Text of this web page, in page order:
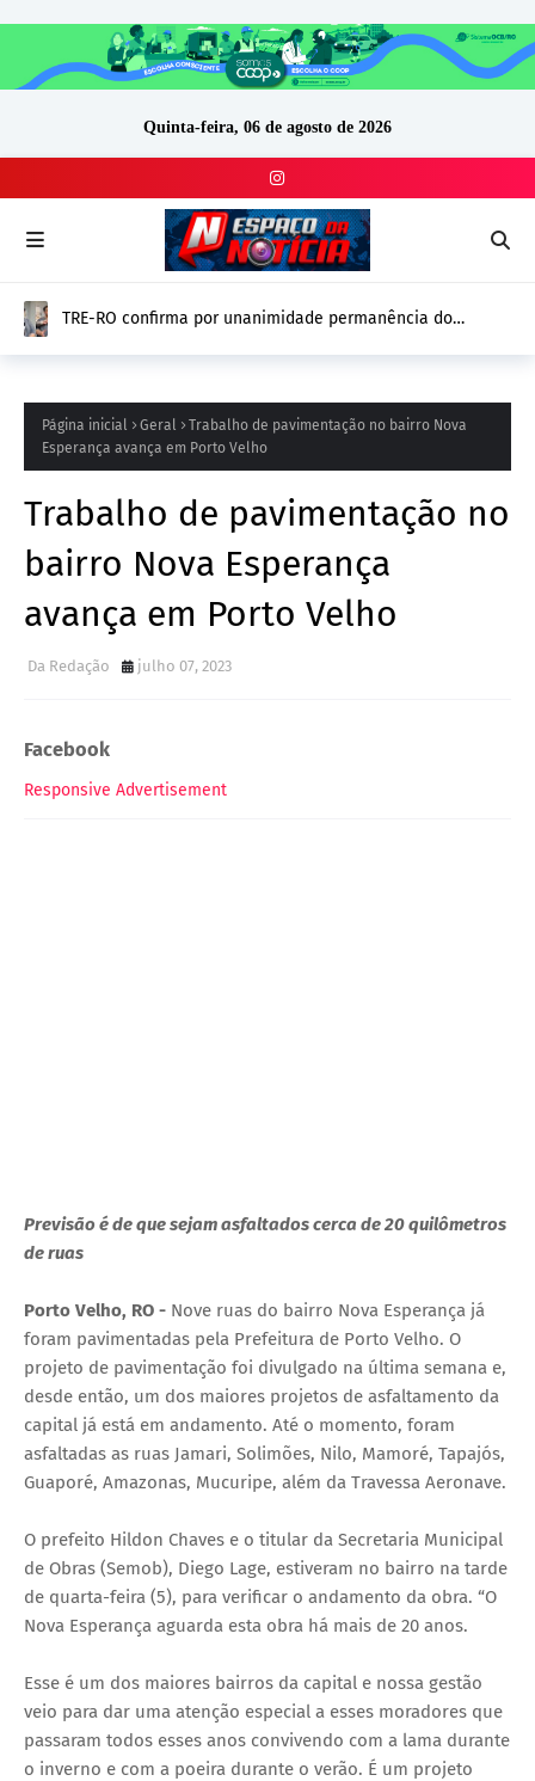
Quinta-feira, 06 de agosto de 2026
TRE-RO confirma por unanimidade permanência do
Página inicial Geral
Trabalho de pavimentação no bairro Nova
Esperança avança em Porto Velho
Trabalho de pavimentação no
bairro Nova Esperança
avança em Porto Velho
Da Redação julho 07, 2023
Facebook
Responsive Advertisement
Previsão é de que sejam asfaltados cerca de 20 quilômetros
de ruas
Porto Velho, RO - Nove ruas do bairro Nova Esperança já
foram pavimentadas pela Prefeitura de Porto Velho. O
projeto de pavimentação foi divulgado na última semana e,
desde então, um dos maiores projetos de asfaltamento da
capital já está em andamento. Até o momento, foram
asfaltadas as ruas Jamari, Solimões, Nilo, Mamoré, Tapajós,
Guaporé, Amazonas, Mucuripe, além da Travessa Aeronave.
O prefeito Hildon Chaves e o titular da Secretaria Municipal
de Obras (Semob), Diego Lage, estiveram no bairro na tarde
de quarta-feira (5), para verificar o andamento da obra. “O
Nova Esperança aguarda esta obra há mais de 20 anos.
Esse é um dos maiores bairros da capital e nossa gestão
veio para dar uma atenção especial a esses moradores que
passaram todos esses anos convivendo com a lama durante
o inverno e com a poeira durante o verão. É um projeto